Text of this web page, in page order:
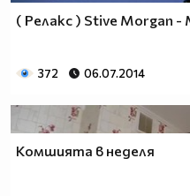
( Релакс ) Stive Morgan -
372 06.07.2014
Комшията в неделя